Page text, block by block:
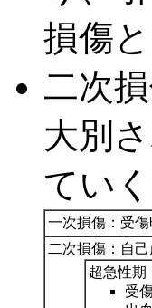
損傷と
二次
大別
ていく
一次損傷：受
二次損傷：自
超急性期
受